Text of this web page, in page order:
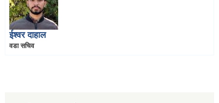
ईश्वर दाहाल
वडा सचिव